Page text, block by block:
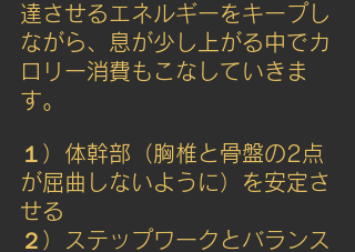
達させるエネルギーをキープし
ながら、息が少し上がる中でカ
ロリー消費もこなしていきま
す。
１）体幹部（胸椎と骨盤の2点
が屈曲しないように）を安定さ
せる
２）ステップワークとバランス